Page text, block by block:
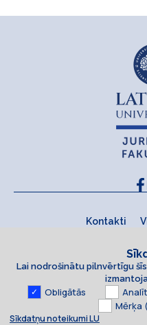
Kontakti
Lai nodrošinātu pilnvērtīgu
Obligātās
Mērķa
Sīkdatņu noteikumi LU